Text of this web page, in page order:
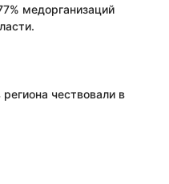
медорганизаций
чествовали в